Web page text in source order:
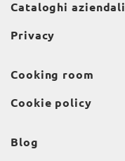
Cataloghi aziendali
Privacy
Cooking room
Cookie policy
Blog